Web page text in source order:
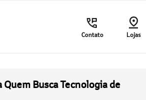
Contato Lojas
Busca Tecnologia de